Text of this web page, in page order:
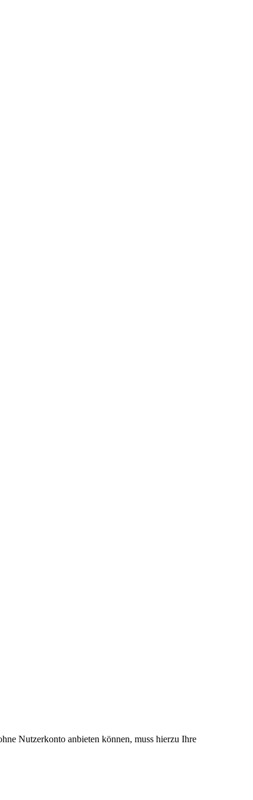
Nutzerkonto anbieten können, muss hierzu Ihre